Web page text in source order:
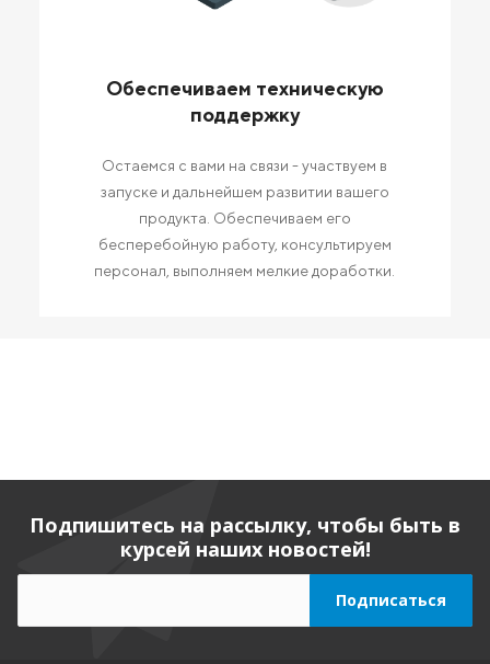
Обеспечиваем техническую
поддержку
Остаемся с вами на связи - участвуем в
запуске и дальнейшем развитии вашего
продукта. Обеспечиваем его
бесперебойную работу, консультируем
персонал, выполняем мелкие доработки.
Подпишитесь на рассылку, чтобы быть в
курсей наших новостей!